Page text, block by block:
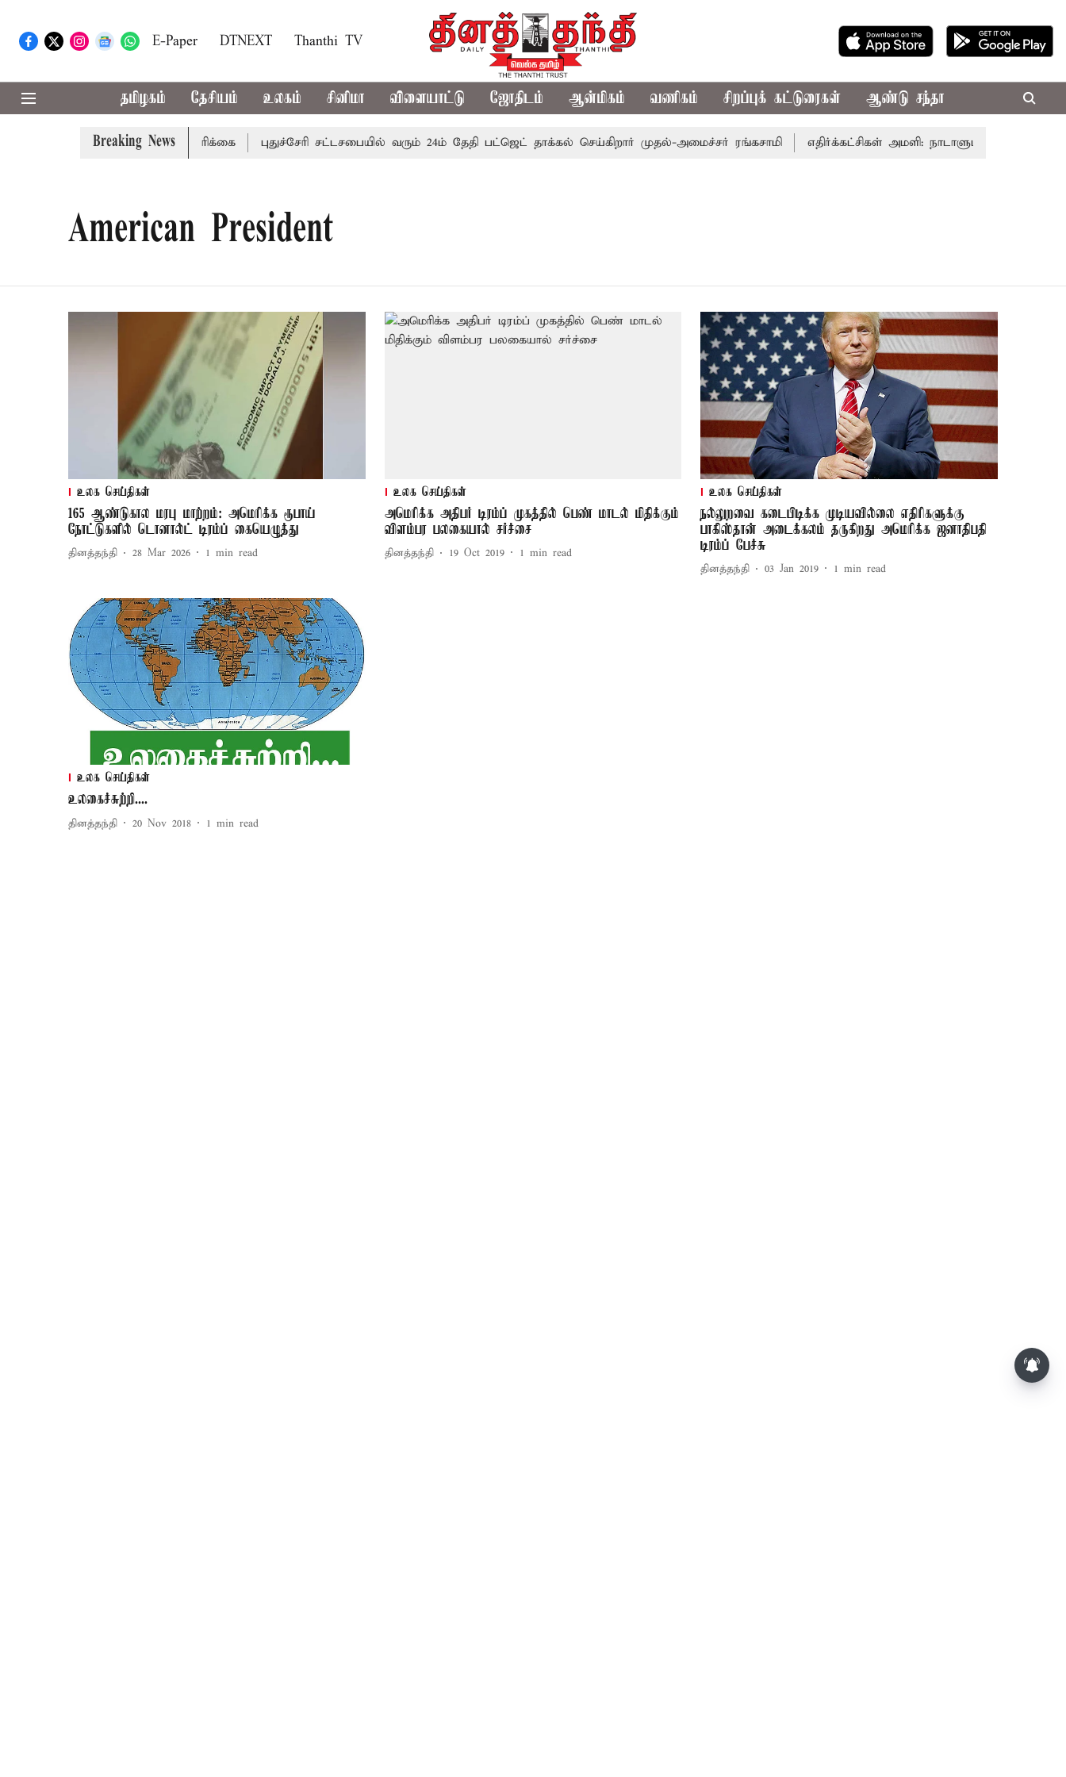
E-Paper DTNEXT Thanthi TV
தமிழகம் தேசியம் உலகம் சினிமா விளையாட்டு ஜோதிடம் ஆன்மிகம் வணிகம் சிறப்புக் கட்டுரைகள் ஆண்டு சந்தா
Breaking News
கன மழை எச்சரிக்கை புதுச்சேரி சட்டசபையில் வரும் 24ம் தேதி பட்ஜெட் தாக்கல் செய்கிறார் முதல்-அமைச்சர் ரங்கசாமி எதிர்க்கட்சிகள் அமளி: நாடாளுமன்ற இரு
American President
உலக செய்திகள்
165 ஆண்டுகால மரபு மாற்றம்: அமெரிக்க ரூபாய்
நோட்டுகளில் டொனால்ட் டிரம்ப் கையெழுத்து
தினத்தந்தி 28 Mar 2026 1 min read
உலக செய்திகள்
அமெரிக்க அதிபர் டிரம்ப் முகத்தில் பெண் மாடல் மிதிக்கும்
விளம்பர பலகையால் சர்ச்சை
தினத்தந்தி 19 Oct 2019 1 min read
உலக செய்திகள்
நல்லுறவை கடைபிடிக்க முடியவில்லை எதிரிகளுக்கு
பாகிஸ்தான் அடைக்கலம் தருகிறது அமெரிக்க ஜனாதிபதி
டிரம்ப் பேச்சு
தினத்தந்தி 03 Jan 2019 1 min read
உலக செய்திகள்
உலகைச்சுற்றி....
தினத்தந்தி 20 Nov 2018 1 min read